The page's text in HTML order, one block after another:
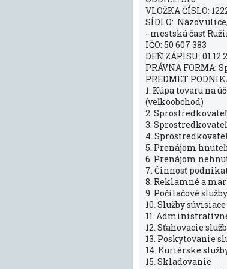
VLOŽKA ČÍSLO:
SÍDLO: Názov
- mestská časť
IČO: 50 607 383
DEŇ ZÁPISU:
PRÁVNA FORMA:
PREDMET
1. Kúpa tovaru na
(veľkoobchod)
2.
3.
4.
5. Prenájom
6. Prenájom
7. Činnosť
8. Reklamné a
9. Počítačové služby
10. Služby
11.
12. Sťahovacie
13. Poskytovanie
14. Kuriérske
15. Skladovanie